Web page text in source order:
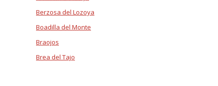
Berzosa del Lozoya
Boadilla del Monte
Braojos
Brea del Tajo